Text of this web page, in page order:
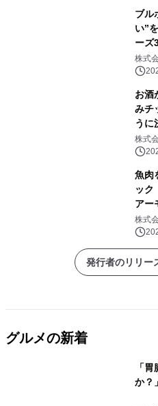
ブル
い”
ーズ
発売
株式
お酒
みチ
うに
ンビ
株式
魚肉
ッ
アー
に新
株式
発行者のリリー
グルメの新着
「
か？